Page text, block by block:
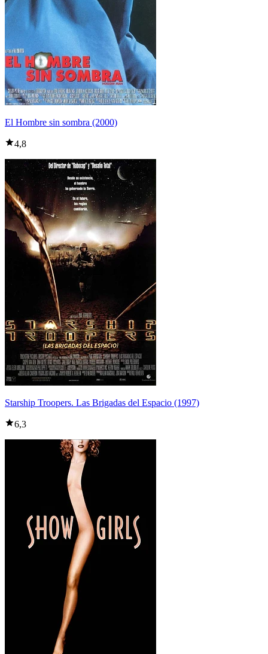
El Hombre sin sombra (2000)
4,8
Starship Troopers. Las Brigadas del Espacio (1997)
6,3